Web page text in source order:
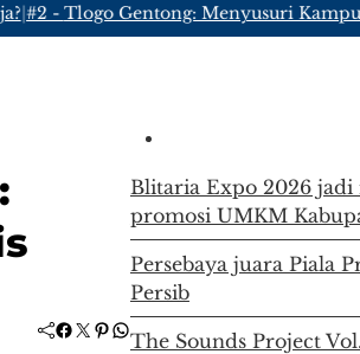
-Tlogo Gentong: Menyusuri
Facebook Twitter Pinterest WhatsApp
Blitaria Expo 2026
promosi UMKM
Persebaya juara Piala
Persib
The Sounds Project